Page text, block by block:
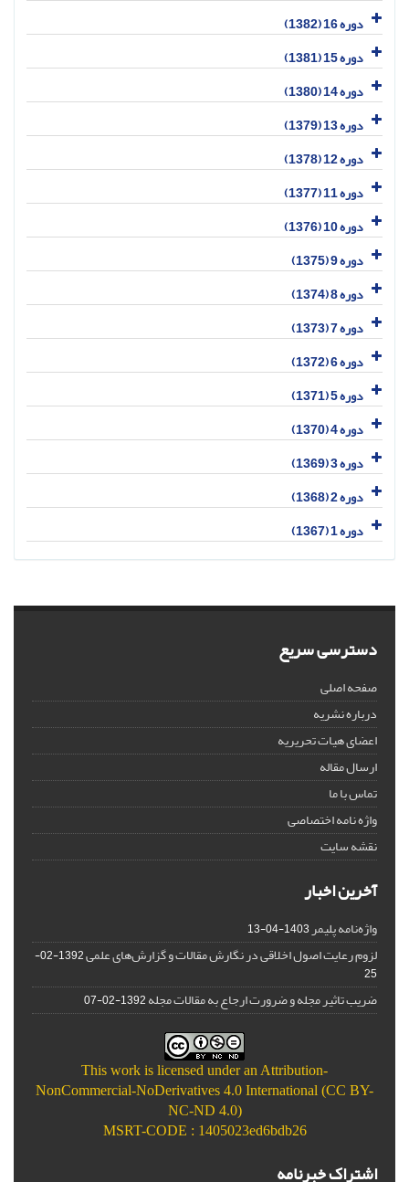
دوره 16 (1382)
دوره 15 (1381)
دوره 14 (1380)
دوره 13 (1379)
دوره 12 (1378)
دوره 11 (1377)
دوره 10 (1376)
دوره 9 (1375)
دوره 8 (1374)
دوره 7 (1373)
دوره 6 (1372)
دوره 5 (1371)
دوره 4 (1370)
دوره 3 (1369)
دوره 2 (1368)
دوره 1 (1367)
دسترسی سریع
صفحه اصلی
درباره نشریه
اعضای هیات تحریریه
ارسال مقاله
تماس با ما
واژه نامه اختصاصی
نقشه سایت
آخرین اخبار
واژه‌نامه پلیمر1403-04-13
لزوم رعایت اصول اخلاقی در نگارش مقالات و گزارش‌‌های علمی
1392-02-
25
ضریب تاثیر مجله و ضرورت ارجاع به مقالات مجله1392-02-07
This work is licensed under anAttribution-
NonCommercial-NoDerivatives 4.0 International (CC BY-
NC-ND 4.0)
MSRT-CODE : 1405023ed6bdb26
اشتراک خبرنامه